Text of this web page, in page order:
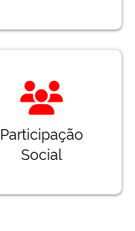
Participação
Social